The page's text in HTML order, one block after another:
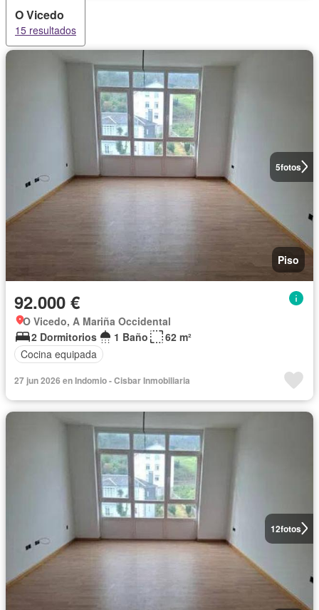
O Vicedo
15 resultados
5fotos
Piso
92.000 €
O Vicedo, A Mariña Occidental
2 Dormitorios
1 Baño
62 m²
Cocina equipada
27 jun 2026 en Indomio - Cisbar Inmobiliaria
12fotos